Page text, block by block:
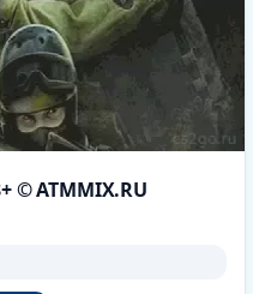
ATMMIX.RU